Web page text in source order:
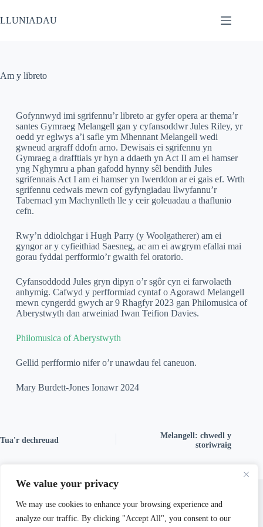
We value your privacy
We may use cookies to enhance your browsing experience and
analyze our traffic. By clicking "Accept All", you consent to our
LLUNIADAU
Am y libreto
Gofynnwyd imi sgrifennu’r libreto ar gyfer opera ar thema’r
santes Gymraeg Melangell gan y cyfansoddwr Jules Riley, yr
oedd yr eglwys a’i safle ym Mhennant Melangell wedi
gwneud argraff ddofn arno. Dewisais ei sgrifennu yn
Gymraeg a drafftiais yr hyn a ddaeth yn Act II am ei hamser
yng Nghymru a phan gafodd hynny sêl bendith Jules
sgrifennais Act I am ei hamser yn Iwerddon ar ei gais ef. Wrth
sgrifennu cedwais mewn cof gyfyngiadau llwyfannu’r
Tabernacl ym Machynlleth lle y ceir goleuadau a thaflunio
cefn.
Rwy’n ddiolchgar i Hugh Parry (y Woolgatherer) am ei
gyngor ar y cyfieithiad Saesneg, ac am ei awgrym efallai mai
gorau fyddai perfformio’r gwaith fel oratorio.
Cyfansoddodd Jules gryn dipyn o’r sgôr cyn ei farwolaeth
anhymig. Cafwyd y perfformiad cyntaf o Agorawd Melangell
mewn cyngerdd gwych ar 9 Rhagfyr 2023 gan Philomusica of
Aberystwyth dan arweiniad Iwan Teifion Davies.
Philomusica of Aberystwyth
Gellid perfformio nifer o’r unawdau fel caneuon.
Mary Burdett-Jones Ionawr 2024
Tua'r dechreuad
Melangell: chwedl y
storiwraig
Gweler Postiadau Perthnasol